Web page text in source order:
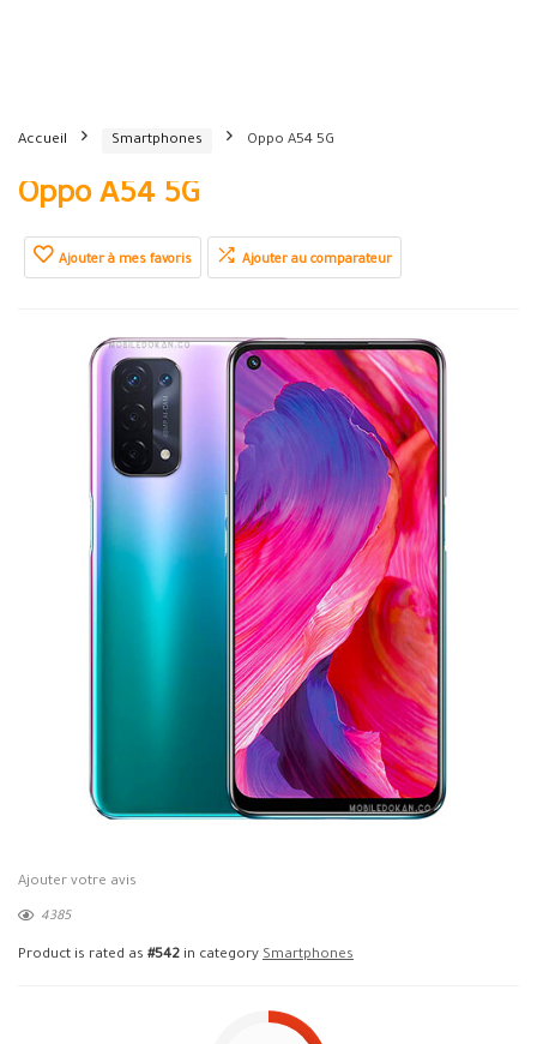
Accueil Smartphones Oppo A54 5G
Oppo A54 5G
Ajouter à mes favoris Ajouter au comparateur
Ajouter votre avis
4385
Product is rated as #542 in category Smartphones